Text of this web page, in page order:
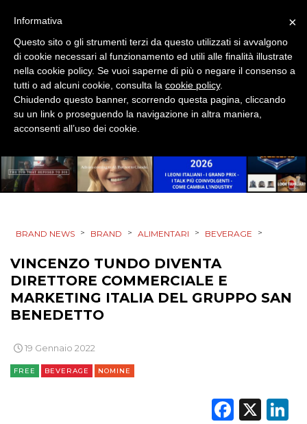
DATI
RICERCHE
PREVISIONI/SCENARI
NORMATIVE
TREND
OPINIONI
BRAND NEWS > BRAND > ALIMENTARI > BEVERAGE >
VINCENZO TUNDO DIVENTA
DIRETTORE COMMERCIALE E
MARKETING ITALIA DEL GRUPPO SAN
BENEDETTO
19 Gennaio 2022
FREE BEVERAGE NOMINE
X
×
Informativa
Questo sito o gli strumenti terzi da questo utilizzati si avvalgono
di cookie necessari al funzionamento ed utili alle finalità illustrate
nella cookie policy. Se vuoi saperne di più o negare il consenso a
tutti o ad alcuni cookie, consulta la cookie policy.
Chiudendo questo banner, scorrendo questa pagina, cliccando
su un link o proseguendo la navigazione in altra maniera,
acconsenti all’uso dei cookie.